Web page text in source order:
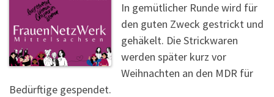
In gemütlicher Runde wird für
den guten Zweck gestrickt und
gehäkelt. Die Strickwaren
werden später kurz vor
Weihnachten an den MDR für
Bedürftige gespendet.